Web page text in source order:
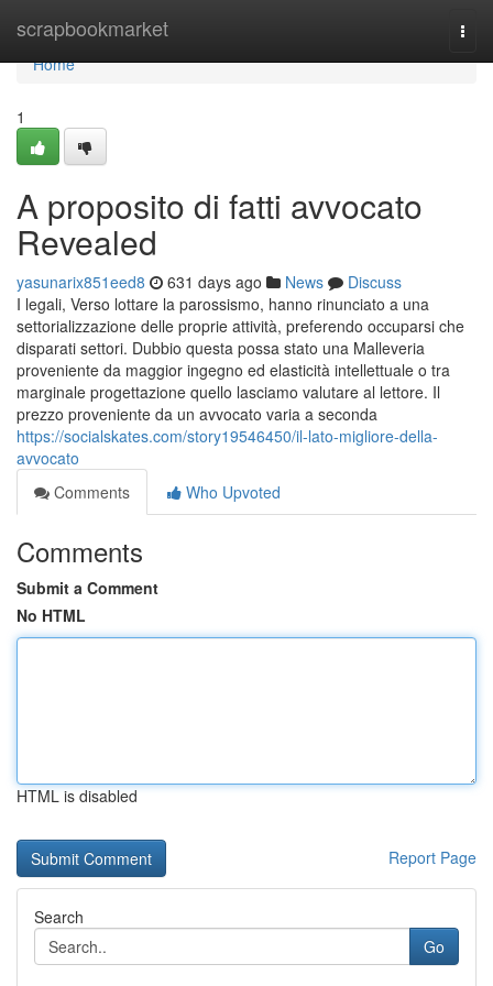
scrapbookmarket
Home
Home
1
A proposito di fatti avvocato
Revealed
yasunarix851eed8 631 days ago News
Discuss
I legali, Verso lottare la parossismo, hanno rinunciato a una
settorializzazione delle proprie attività, preferendo occuparsi che
disparati settori. Dubbio questa possa stato una Malleveria
proveniente da maggior ingegno ed elasticità intellettuale o tra
marginale progettazione quello lasciamo valutare al lettore. Il
prezzo proveniente da un avvocato varia a seconda
https://socialskates.com/story19546450/il-lato-migliore-della-
avvocato
Comments
Who Upvoted
Comments
Submit a Comment
No HTML
HTML is disabled
Report Page
Search
Go